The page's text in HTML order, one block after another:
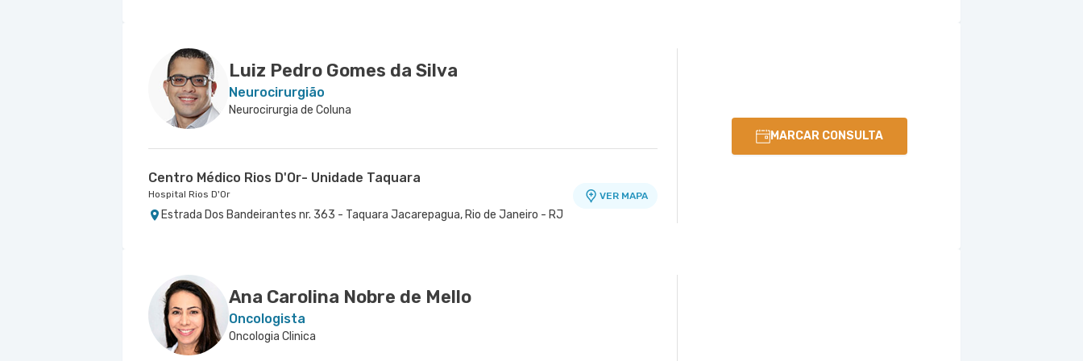
Luiz Pedro Gomes da Silva
Neurocirurgião
Neurocirurgia de Coluna
MARCAR CONSULTA
Centro Médico Rios D'Or- Unidade Taquara
Hospital Rios D'Or
Estrada Dos Bandeirantes nr. 363 - Taquara Jacarepagua, Rio de Janeiro - RJ
VER MAPA
Ana Carolina Nobre de Mello
Oncologista
Oncologia Clinica